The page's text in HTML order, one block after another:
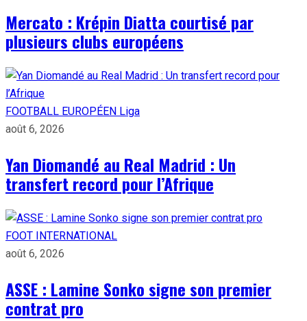
Mercato : Krépin Diatta courtisé par
plusieurs clubs européens
FOOTBALL EUROPÉEN Liga
août 6, 2026
Yan Diomandé au Real Madrid : Un
transfert record pour l’Afrique
FOOT INTERNATIONAL
août 6, 2026
ASSE : Lamine Sonko signe son premier
contrat pro